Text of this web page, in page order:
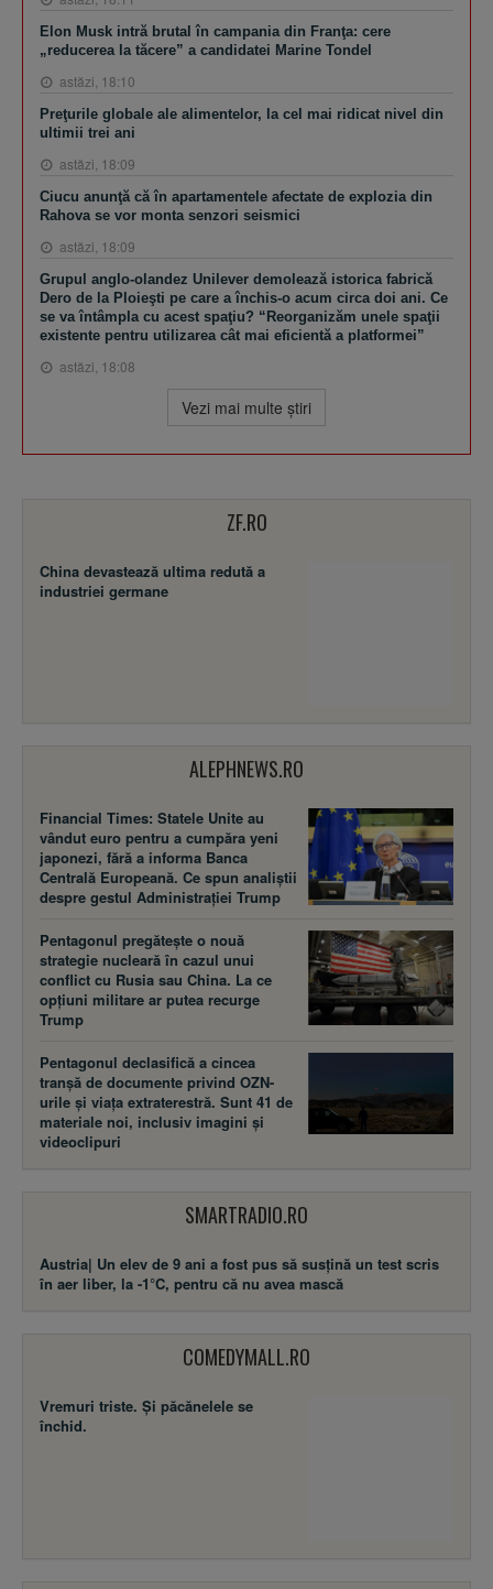
Elon Musk intră brutal în campania din Franţa: cere
„reducerea la tăcere” a candidatei Marine Tondel
astăzi, 18:10
Preţurile globale ale alimentelor, la cel mai ridicat nivel din
ultimii trei ani
astăzi, 18:09
Ciucu anunţă că în apartamentele afectate de explozia din
Rahova se vor monta senzori seismici
astăzi, 18:09
Grupul anglo-olandez Unilever demolează istorica fabrică
Dero de la Ploieşti pe care a închis-o acum circa doi ani. Ce
se va întâmpla cu acest spaţiu? “Reorganizăm unele spaţii
existente pentru utilizarea cât mai eficientă a platformei”
astăzi, 18:08
Vezi mai multe ştiri
ZF.RO
China devastează ultima redută a
industriei germane
ALEPHNEWS.RO
Financial Times: Statele Unite au
vândut euro pentru a cumpăra yeni
japonezi, fără a informa Banca
Centrală Europeană. Ce spun analiștii
despre gestul Administrației Trump
Pentagonul pregătește o nouă
strategie nucleară în cazul unui
conflict cu Rusia sau China. La ce
opțiuni militare ar putea recurge
Trump
Pentagonul declasifică a cincea
tranșă de documente privind OZN-
urile și viața extraterestră. Sunt 41 de
materiale noi, inclusiv imagini și
videoclipuri
SMARTRADIO.RO
Austria| Un elev de 9 ani a fost pus să susţină un test scris
în aer liber, la -1°C, pentru că nu avea mască
COMEDYMALL.RO
Vremuri triste. Şi păcănelele se
închid.